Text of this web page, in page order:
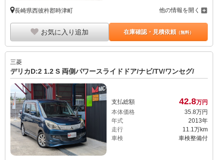
長崎県西彼杵郡時津町 他の情報を開く
お気に入り追加 在庫確認・見積依頼（無料）
三菱
デリカD:2 1.2 S 両側パワースライドドア/ナビ/TV/ワンセグ/
支払総額 42.8万円
本体価格
35. 8万円
年式
2013年
走行
11.1万km
車検
車検整備付